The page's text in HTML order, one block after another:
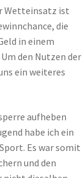
Wetteinsatz ist
die
in einem
den Nutzen der
ein weiteres
aufheben
habe ich ein
Es war somit
und den